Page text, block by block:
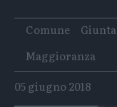
Tags
Comune Giunta
Maggioranza
05 giugno 2018